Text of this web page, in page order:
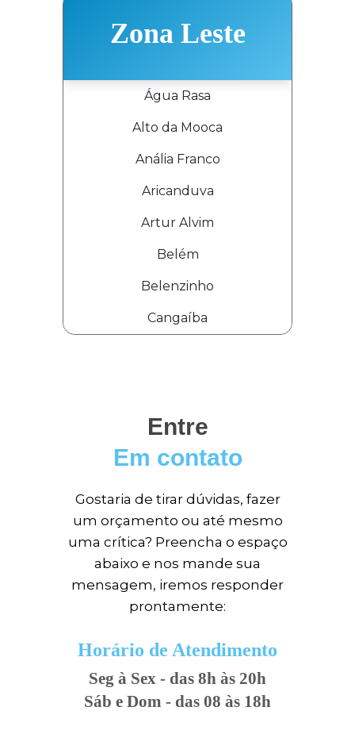
Zona Leste
Água Rasa
Alto da Mooca
Anália Franco
Aricanduva
Artur Alvim
Belém
Belenzinho
Cangaíba
Entre
Em contato
Gostaria de tirar dúvidas, fazer
um orçamento ou até mesmo
uma crítica? Preencha o espaço
abaixo e nos mande sua
mensagem, iremos responder
prontamente:
Horário de Atendimento
Seg à Sex - das 8h às 20h
Sáb e Dom - das 08 às 18h